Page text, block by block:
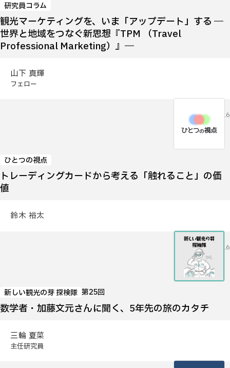
研究員コラム
観光マーケティングを、いま「アップデート」する ―
世界と地域をつなぐ新思想『TPM （Travel
Professional Marketing）』―
山下 真輝
フェロー
2026.07.16
ひとつの視点
トレーディングカードから考える「触れること」の価
値
鈴木 裕太
2026.07.16
新しい観光の芽 探検隊 第25回
数学者・加藤文元さんに聞く、5年先の旅のカタチ
三輪 夏菜
主任研究員